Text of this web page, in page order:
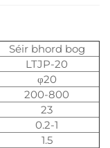
Séir bhord bog
LTJP-20
φ20
200-800
23
0.2-1
1.5